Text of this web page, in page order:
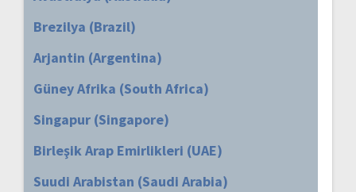
Brezilya (Brazil)
Arjantin (Argentina)
Güney Afrika (South Africa)
Singapur (Singapore)
Birleşik Arap Emirlikleri (UAE)
Suudi Arabistan (Saudi Arabia)